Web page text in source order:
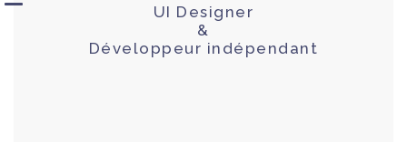
UI Designer
&
Développeur indépendant